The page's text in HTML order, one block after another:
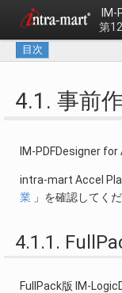
第
目次
4.1. 事前
IM-PDFDesigner
intra-mart Accel
業 」を確認してくだ
4.1.1.
FullPack版 IM-